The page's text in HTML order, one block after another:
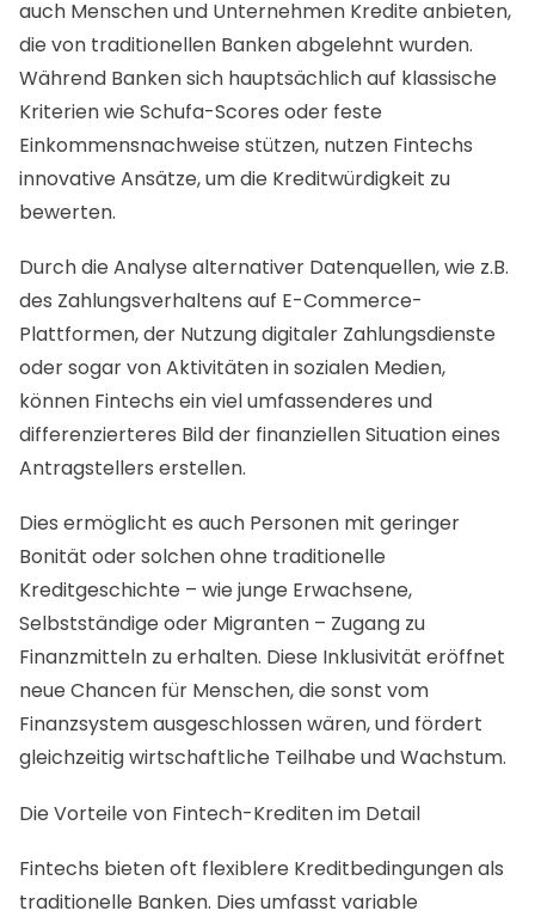
auch Menschen und Unternehmen Kredite anbieten,
die von traditionellen Banken abgelehnt wurden.
Während Banken sich hauptsächlich auf klassische
Kriterien wie Schufa-Scores oder feste
Einkommensnachweise stützen, nutzen Fintechs
innovative Ansätze, um die Kreditwürdigkeit zu
bewerten.
Durch die Analyse alternativer Datenquellen, wie z.B.
des Zahlungsverhaltens auf E-Commerce-
Plattformen, der Nutzung digitaler Zahlungsdienste
oder sogar von Aktivitäten in sozialen Medien,
können Fintechs ein viel umfassenderes und
differenzierteres Bild der finanziellen Situation eines
Antragstellers erstellen.
Dies ermöglicht es auch Personen mit geringer
Bonität oder solchen ohne traditionelle
Kreditgeschichte – wie junge Erwachsene,
Selbstständige oder Migranten – Zugang zu
Finanzmitteln zu erhalten. Diese Inklusivität eröffnet
neue Chancen für Menschen, die sonst vom
Finanzsystem ausgeschlossen wären, und fördert
gleichzeitig wirtschaftliche Teilhabe und Wachstum.
Die Vorteile von Fintech-Krediten im Detail
Fintechs bieten oft flexiblere Kreditbedingungen als
traditionelle Banken. Dies umfasst variable